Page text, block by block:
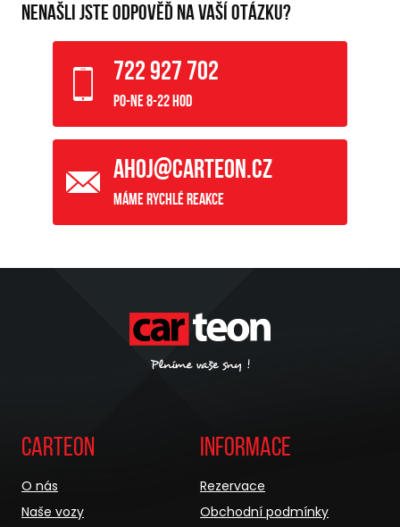
NENAŠLI JSTE ODPOVĚĎ NA VAŠÍ OTÁZKU?
722 927 702
Po-Ne 8-22 hod
ahoj@carteon.cz
Máme rychlé reakce
Carteon
O nás
Naše vozy
Informace
Rezervace
Obchodní podmínky